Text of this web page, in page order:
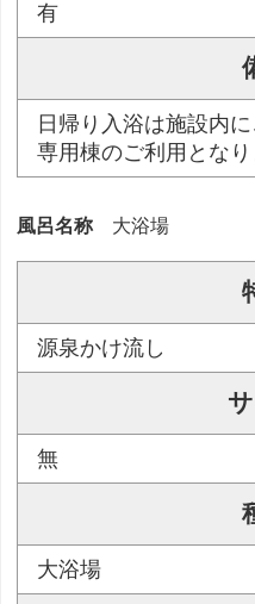
有
日帰り入浴は施設内に
専用棟のご利用となり
風呂名称 大浴場
源泉かけ流し
無
大浴場